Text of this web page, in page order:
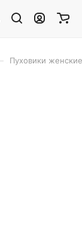
Пуховики женские